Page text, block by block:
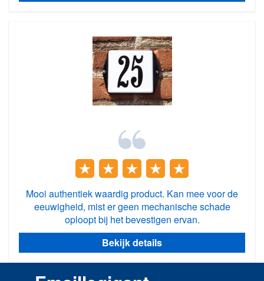
Mooi authentiek waardig product. Kan mee voor de
eeuwigheid, mist er geen mechanische schade
oploopt bij het bevestigen ervan.
Bekijk details